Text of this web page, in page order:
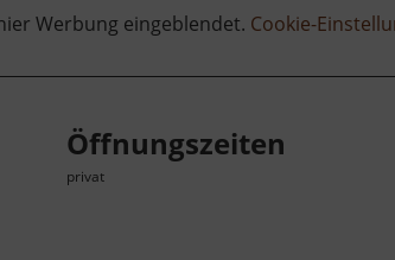
Werbung eingeblendet. Cookie-
Öffnungszeiten
privat